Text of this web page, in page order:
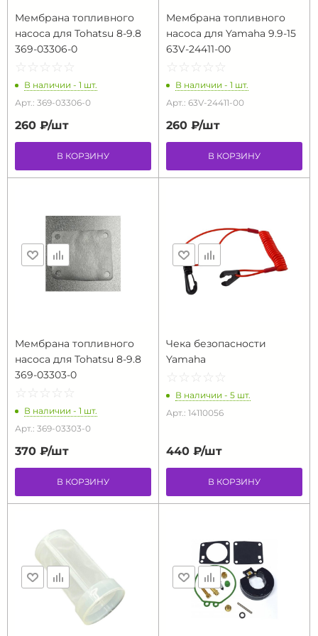
Мембрана топливного
насоса для Tohatsu 8-9.8
369-03306-0
☆ ☆ ☆ ☆ ☆
★ ★ ★ ★ ★
В наличии - 1 шт.
Арт.: 369-03306-0
260 ₽/шт
В КОРЗИНУ
Мембрана топливного
насоса для Yamaha 9.9-15
63V-24411-00
☆ ☆ ☆ ☆ ☆
★ ★ ★ ★ ★
В наличии - 1 шт.
Арт.: 63V-24411-00
260 ₽/шт
В КОРЗИНУ
Мембрана топливного
насоса для Tohatsu 8-9.8
369-03303-0
☆ ☆ ☆ ☆ ☆
★ ★ ★ ★ ★
В наличии - 1 шт.
Арт.: 369-03303-0
370 ₽/шт
В КОРЗИНУ
Чека безопасности
Yamaha
☆ ☆ ☆ ☆ ☆
★ ★ ★ ★ ★
В наличии - 5 шт.
Арт.: 14110056
440 ₽/шт
В КОРЗИНУ